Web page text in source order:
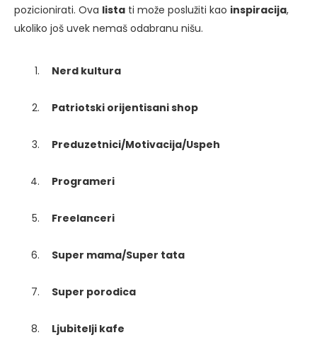
pozicionirati. Ova lista ti može poslužiti kao inspiracija,
ukoliko još uvek nemaš odabranu nišu.
Nerd kultura
Patriotski orijentisani shop
Preduzetnici/Motivacija/Uspeh
Programeri
Freelanceri
Super mama/Super tata
Super porodica
Ljubitelji kafe